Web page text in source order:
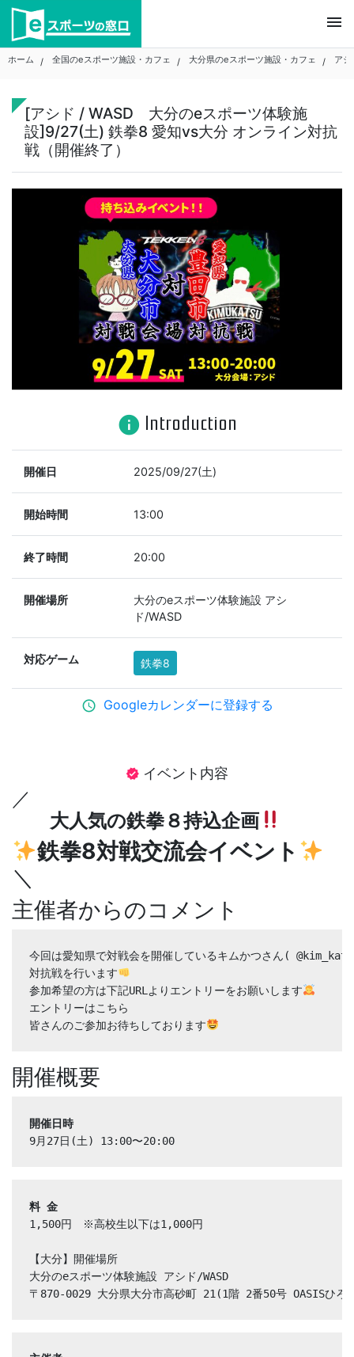
Skip
content
menu
ホーム 全国のeスポーツ施設・カフェ 大分県のeスポーツ施設・カフェ ア
[アシド / WASD 大分のeスポーツ体験施
設]9/27(土) 鉄拳8 愛知vs大分 オンライン対抗
戦（開催終了）
info Introduction
開催日 2025/09/27(土)
開始時間 13:00
終了時間 20:00
開催場所
大分のeスポーツ体験施設 アシ
ド/WASD
対応ゲーム 鉄拳8
schedule Googleカレンダーに登録する
verified イベント内容
／
大人気の鉄拳８持込企画
鉄拳8対戦交流会イベント
＼
主催者からのコメント
今回は愛知県で対戦会を開催しているキムかつさん(
対抗戦を行います
参加希望の方は下記URLよりエントリーをお願いします
エントリーはこちら
皆さんのご参加お待ちしております
開催概要
開催日時
9月27日(土) 13:00〜20:00
料 金
1,500円　※高校生以下は1,000円
【大分】開催場所
大分のeスポーツ体験施設 アシド/WASD
〒870-0029 大分県大分市高砂町 21(1階 2番50号 OASISひろ